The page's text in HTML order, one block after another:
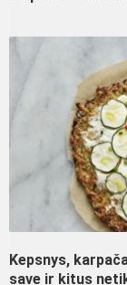
Kepsnys,
save ir kitus